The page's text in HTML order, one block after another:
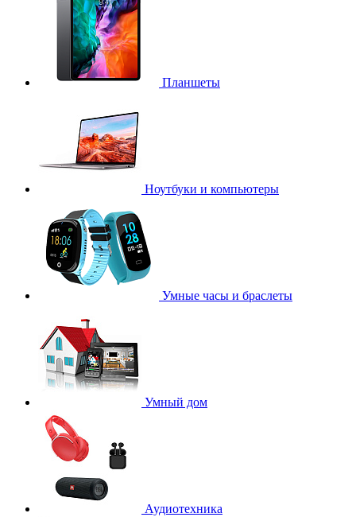
Планшеты
Ноутбуки и компьютеры
Умные часы и браслеты
Умный дом
Аудиотехника